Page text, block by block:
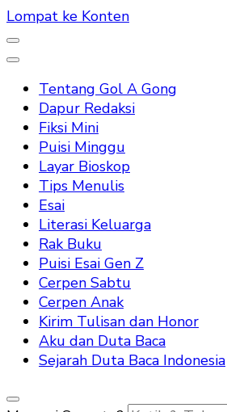
Lompat ke Konten
Tentang Gol A Gong
Dapur Redaksi
Fiksi Mini
Puisi Minggu
Layar Bioskop
Tips Menulis
Esai
Literasi Keluarga
Rak Buku
Puisi Esai Gen Z
Cerpen Sabtu
Cerpen Anak
Kirim Tulisan dan Honor
Aku dan Duta Baca
Sejarah Duta Baca Indonesia